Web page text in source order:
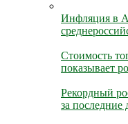
Инфляция в
Стоимость
показывает
Рекордный
за последние